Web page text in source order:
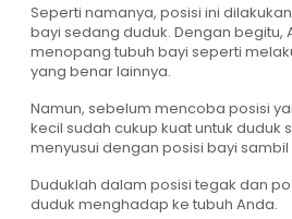
Seperti namanya, posisi ini
bayi sedang duduk. Dengan begitu,
menopang tubuh bayi seperti
yang benar lainnya.
Namun, sebelum mencoba posisi
kecil sudah cukup kuat untuk duduk
menyusui dengan posisi bayi sambil
Duduklah dalam posisi tegak dan
duduk menghadap ke tubuh Anda.